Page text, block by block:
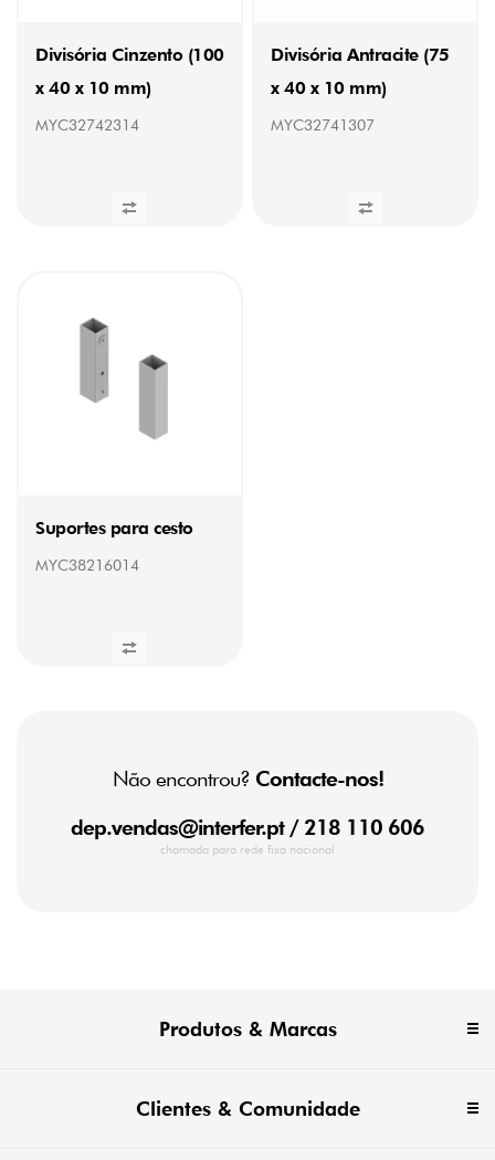
Divisória Cinzento (100
x 40 x 10 mm)
MYC32742314
Divisória Antracite (75
x 40 x 10 mm)
MYC32741307
Suportes para cesto
MYC38216014
Não encontrou? Contacte-nos!
dep.vendas@interfer.pt/ 218 110 606
chamada para rede fixa nacional
Produtos & Marcas
Clientes & Comunidade